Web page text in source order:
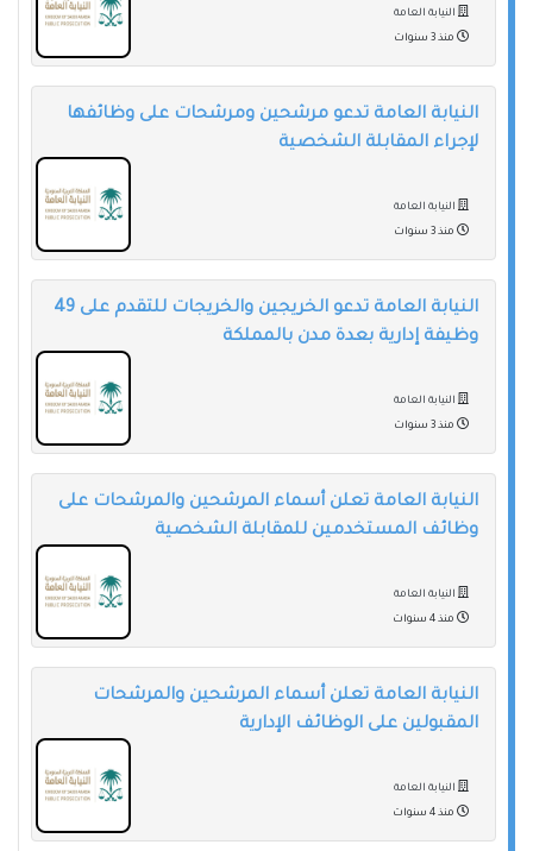
النيابة العامة
منذ 3 سنوات
النيابة العامة تدعو مرشحين ومرشحات على وظائفها
لإجراء المقابلة الشخصية
النيابة العامة
منذ 3 سنوات
النيابة العامة تدعو الخريجين والخريجات للتقدم على 49
وظيفة إدارية بعدة مدن بالمملكة
النيابة العامة
منذ 3 سنوات
النيابة العامة تعلن أسماء المرشحين والمرشحات على
وظائف المستخدمين للمقابلة الشخصية
النيابة العامة
منذ 4 سنوات
النيابة العامة تعلن أسماء المرشحين والمرشحات
المقبولين على الوظائف الإدارية
النيابة العامة
منذ 4 سنوات